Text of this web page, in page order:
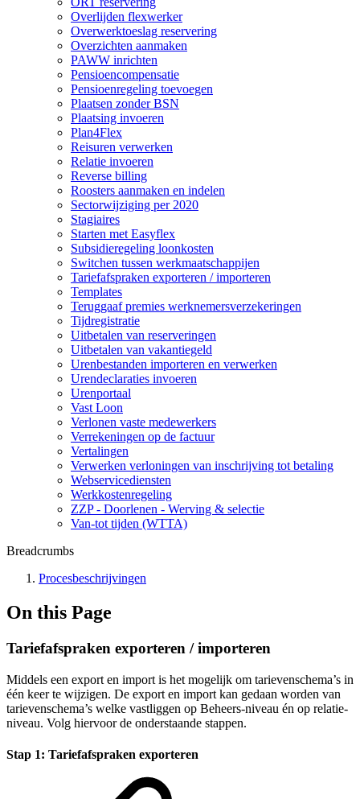
Overlijden flexwerker
Overwerktoeslag reservering
Overzichten aanmaken
PAWW inrichten
Pensioencompensatie
Pensioenregeling toevoegen
Plaatsen zonder BSN
Plaatsing invoeren
Plan4Flex
Reisuren verwerken
Relatie invoeren
Reverse billing
Roosters aanmaken en indelen
Sectorwijziging per 2020
Stagiaires
Starten met Easyflex
Subsidieregeling loonkosten
Switchen tussen werkmaatschappijen
Tariefafspraken exporteren / importeren
Templates
Teruggaaf premies werknemersverzekeringen
Tijdregistratie
Uitbetalen van reserveringen
Uitbetalen van vakantiegeld
Urenbestanden importeren en verwerken
Urendeclaraties invoeren
Urenportaal
Vast Loon
Verlonen vaste medewerkers
Verrekeningen op de factuur
Vertalingen
Verwerken verloningen van inschrijving tot betaling
Webservicediensten
Werkkostenregeling
ZZP - Doorlenen - Werving & selectie
Van-tot tijden (WTTA)
Breadcrumbs
Procesbeschrijvingen
On this Page
Tariefafspraken exporteren / importeren
Middels een export en import is het mogelijk om tarievenschema’s in
één keer te wijzigen. De export en import kan gedaan worden van
tarievenschema’s welke vastliggen op Beheers-niveau én op relatie-
niveau. Volg hiervoor de onderstaande stappen.
Stap 1: Tariefafspraken exporteren